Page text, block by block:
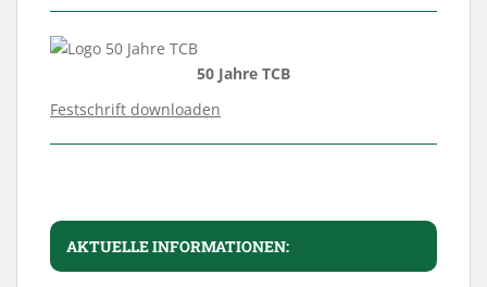
50 Jahre TCB
Festschrift downloaden
AKTUELLE INFORMATIONEN: